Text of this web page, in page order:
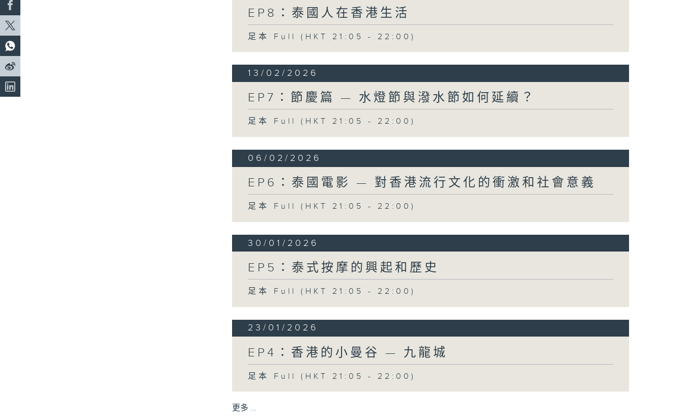
EP8：泰國人在香港生活
足本 Full (HKT 21:05 - 22:00)
13/02/2026
EP7：節慶篇 — 水燈節與潑水節如何延續？
足本 Full (HKT 21:05 - 22:00)
06/02/2026
EP6：泰國電影 — 對香港流行文化的衝激和社會意義
足本 Full (HKT 21:05 - 22:00)
30/01/2026
EP5：泰式按摩的興起和歷史
足本 Full (HKT 21:05 - 22:00)
23/01/2026
EP4：香港的小曼谷 — 九龍城
足本 Full (HKT 21:05 - 22:00)
更多 ...